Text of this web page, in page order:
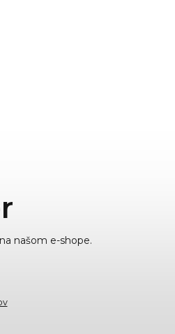
našom e-shope.